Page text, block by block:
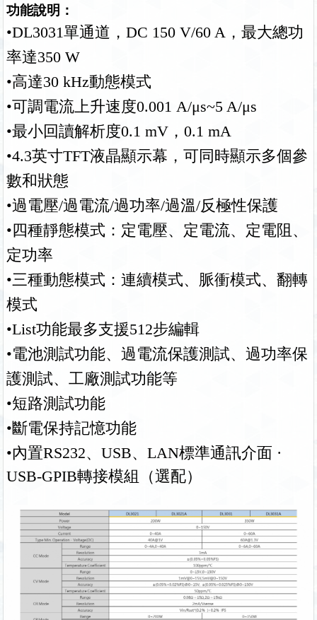
功能說明：
•DL3031單通道，DC 150 V/60 A，最大總功
率達350 W
•高達30 kHz動態模式
•可調電流上升速度0.001 A/μs~5 A/μs
•最小回讀解析度0.1 mV，0.1 mA
•4.3英寸TFT液晶顯示幕，可同時顯示多個參
數和狀態
•過電壓/過電流/過功率/過溫/反極性保護
•四種靜態模式：定電壓、定電流、定電阻、
定功率
•三種動態模式：連續模式、脈衝模式、翻轉
模式
•List功能最多支援512步編輯
•電池測試功能、過電流保護測試、過功率保
護測試、工廠測試功能等
•短路測試功能
•斷電保持記憶功能
•內置RS232、USB、LAN標準通訊介面 ·
USB-GPIB轉接模組（選配）